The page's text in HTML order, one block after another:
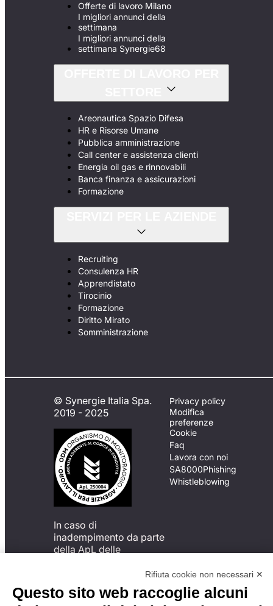
Offerte di lavoro Milano
I migliori annunci della
settimana
I migliori annunci della
settimana Synergie68
Areonautica Spazio Difesa
HR e Risorse Umane
Pubblica amministrazione
Call center e assistenza clienti
Energia oil gas e rinnovabili
Banca finanza e assicurazioni
Formazione
Recruiting
Consulenza HR
Apprendistato
Tirocinio
Formazione
Diritto Mirato
Somministrazione
© Synergie Italia Spa.
2019 - 2025
In caso di
inadempimento da parte
della ApL delle
del Codice di Condotta, è
possibile presentare un
reclamo
Privacy policy
Modifica
preferenze
Cookie
Faq
Lavora con noi
SA8000Phishing
Whistleblowing
Rifiuta cookie non necessari ✕
Questo sito web raccoglie alcuni